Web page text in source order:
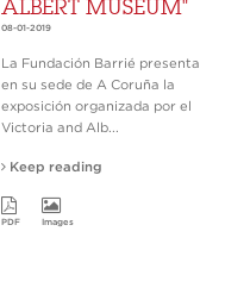
ALBERT MUSEUM"
08-01-2019
La Fundación Barrié presenta
en su sede de A Coruña la
exposición organizada por el
Victoria and Alb...
Keep reading
PDF Images